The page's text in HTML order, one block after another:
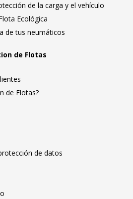
de la carga y el vehículo
Ecológica
de tus neumáticos
de Flotas
de Flotas?
de datos